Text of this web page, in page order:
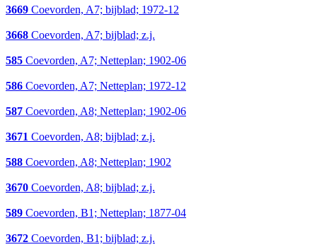
3669 Coevorden, A7; bijblad; 1972-12
3668 Coevorden, A7; bijblad; z.j.
585 Coevorden, A7; Netteplan; 1902-06
586 Coevorden, A7; Netteplan; 1972-12
587 Coevorden, A8; Netteplan; 1902-06
3671 Coevorden, A8; bijblad; z.j.
588 Coevorden, A8; Netteplan; 1902
3670 Coevorden, A8; bijblad; z.j.
589 Coevorden, B1; Netteplan; 1877-04
3672 Coevorden, B1; bijblad; z.j.